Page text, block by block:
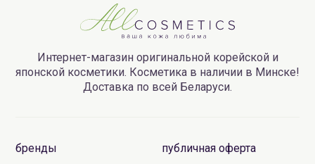
Интернет-магазин оригинальной корейской и
японской косметики. Косметика в наличии в Минске!
Доставка по всей Беларуси.
бренды
публичная оферта